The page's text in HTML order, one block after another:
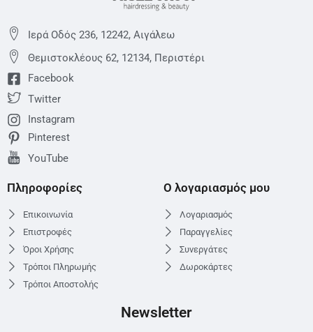
Ιερά Οδός 236, 12242, Αιγάλεω
Θεμιστoκλέους 62, 12134, Περιστέρι
Facebook
Twitter
Instagram
Pinterest
YouTube
Πληροφορίες
Επικοινωνία
Επιστροφές
Όροι Χρήσης
Τρόποι Πληρωμής
Τρόποι Αποστολής
Ο λογαριασμός μου
Λογαριασμός
Παραγγελίες
Συνεργάτες
Δωροκάρτες
Newsletter